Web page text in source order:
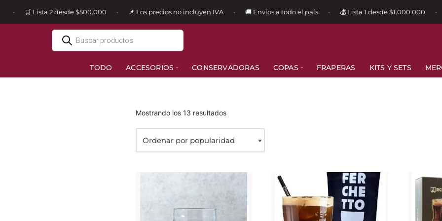
Ir
🛒 Lista 2 desde $500.000 📌 Los precios no incluyen IVA 🚚 Envíos a todo el país 💰 Lista 1 desde $1.000.000
TODO ACCESORIOS CONSERVADORAS COPAS FRAPERAS KITS Y SETS
Mostrando los 13 resultados